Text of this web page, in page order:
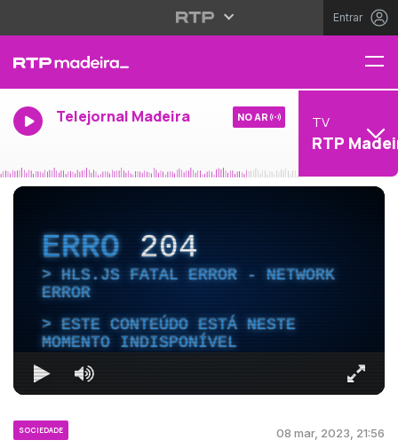
Entrar
Telejornal Madeira NO AR TV
RTP
ERRO204
HLS.JS FATAL ERROR - NETWORK
ERROR
ESTE CONTEÚDO ESTÁ NESTE
MOMENTO INDISPONÍVEL
SOCIEDADE 08 mar, 2023, 21:56